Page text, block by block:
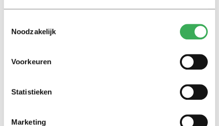
Noodzakelijk
Voorkeuren
Statistieken
Marketing
kregen er een paar miljoen
studenten de tentamenperiode